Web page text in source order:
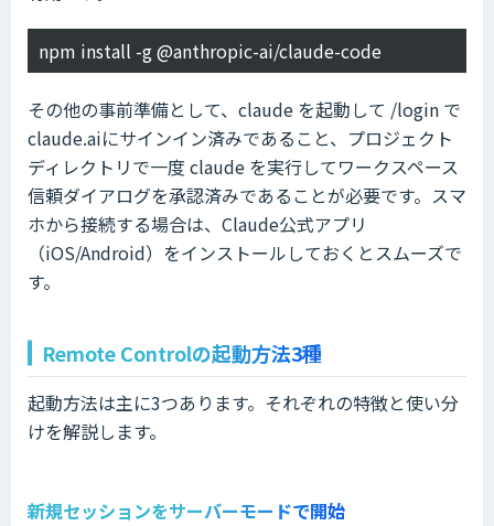
npm install -g @anthropic-ai/claude-code
その他の事前準備として、claude を起動して /login で
claude.aiにサインイン済みであること、プロジェクト
ディレクトリで一度 claude を実行してワークスペース
信頼ダイアログを承認済みであることが必要です。スマ
ホから接続する場合は、Claude公式アプリ
（iOS/Android）をインストールしておくとスムーズで
す。
Remote Controlの起動方法3種
起動方法は主に3つあります。それぞれの特徴と使い分
けを解説します。
新規セッションをサーバーモードで開始